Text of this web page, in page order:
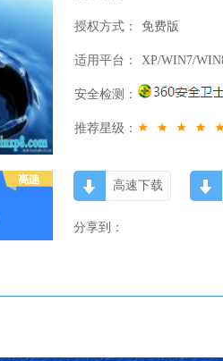
授权方式： 免费版
适用平台： XP/WIN7/
安全检测：
推荐星级：
高速下载
分享到：